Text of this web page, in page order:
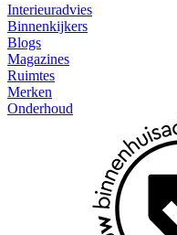
Interieuradvies
Binnenkijkers
Blogs
Magazines
Ruimtes
Merken
Onderhoud